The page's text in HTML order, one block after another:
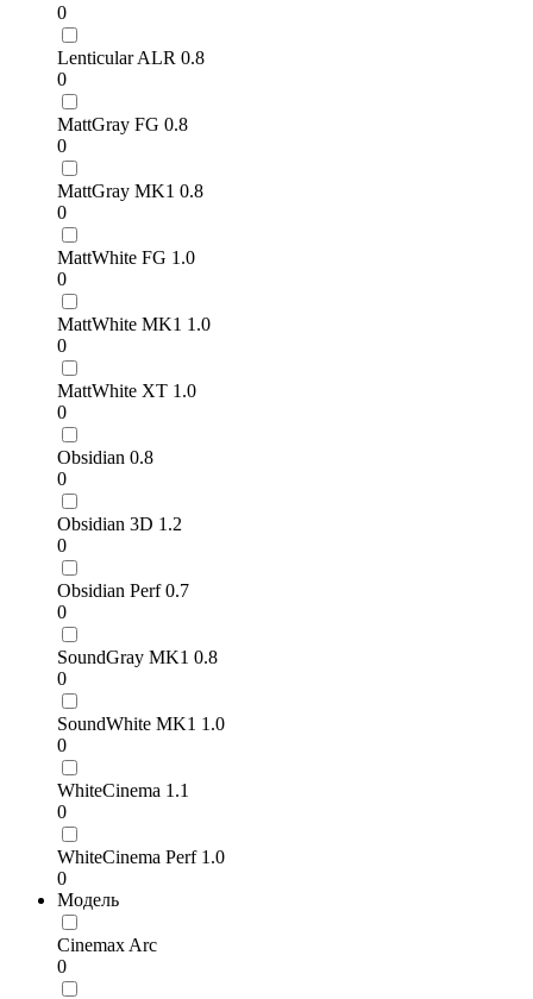
0
Lenticular ALR 0.8
0
MattGray FG 0.8
0
MattGray MK1 0.8
0
MattWhite FG 1.0
0
MattWhite MK1 1.0
0
MattWhite XT 1.0
0
Obsidian 0.8
0
Obsidian 3D 1.2
0
Obsidian Perf 0.7
0
SoundGray MK1 0.8
0
SoundWhite MK1 1.0
0
WhiteCinema 1.1
0
WhiteCinema Perf 1.0
0
Модель
Cinemax Arc
0